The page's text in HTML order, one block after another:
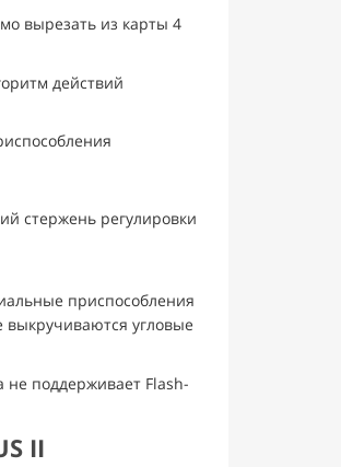
вырезать из карты 4
действий
стержень регулировки
приспособления
выкручиваются угловые
не поддерживает Flash-
II